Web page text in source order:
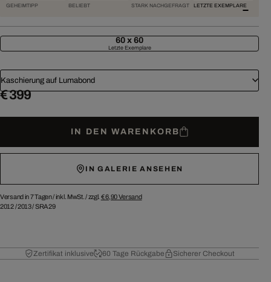
GEHEIMTIPP BELIEBT STARK NACHGEFRAGT LETZTE EXEMPLARE
60 x 60
Letzte Exemplare
Kaschierung auf Lumabond
€ 399
IN DEN WARENKORB
IN GALERIE ANSEHEN
Versand in 7 Tagen /inkl. MwSt. / zzgl. € 6,90Versand
2012/2013/SRA29
Zertifikat inklusive 60 Tage Rückgabe Sicherer Checkout